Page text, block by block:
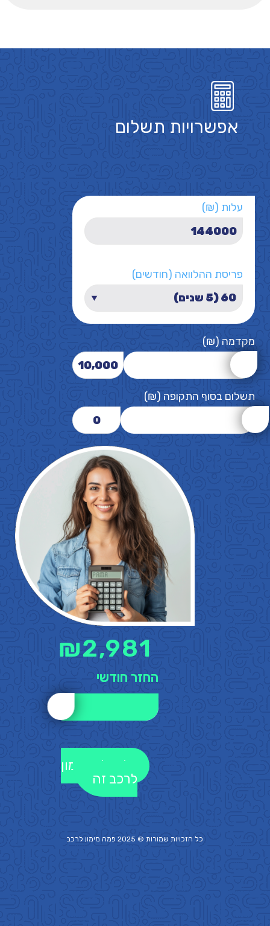
אפשרויות תשלום
עלות (₪)
פריסת ההלוואה (חודשים)
מקדמה (₪)
10,000
תשלום בסוף התקופה (₪)
0
2,981
₪
החזר חודשי
לקבלת מימון
לרכב זה
כל הזכויות שמורות © 2025 פמה מימון לרכב